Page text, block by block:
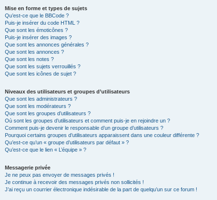
Mise en forme et types de sujets
Qu’est-ce que le BBCode ?
Puis-je insérer du code HTML ?
Que sont les émoticônes ?
Puis-je insérer des images ?
Que sont les annonces générales ?
Que sont les annonces ?
Que sont les notes ?
Que sont les sujets verrouillés ?
Que sont les icônes de sujet ?
Niveaux des utilisateurs et groupes d’utilisateurs
Que sont les administrateurs ?
Que sont les modérateurs ?
Que sont les groupes d’utilisateurs ?
Où sont les groupes d’utilisateurs et comment puis-je en rejoindre un ?
Comment puis-je devenir le responsable d’un groupe d’utilisateurs ?
Pourquoi certains groupes d’utilisateurs apparaissent dans une couleur différente ?
Qu’est-ce qu’un « groupe d’utilisateurs par défaut » ?
Qu’est-ce que le lien « L’équipe » ?
Messagerie privée
Je ne peux pas envoyer de messages privés !
Je continue à recevoir des messages privés non sollicités !
J’ai reçu un courrier électronique indésirable de la part de quelqu’un sur ce forum !